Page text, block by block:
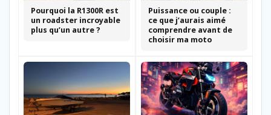
Pourquoi la R1300R est
un roadster incroyable
plus qu’un autre ?
Puissance ou couple :
ce que j’aurais aimé
comprendre avant de
choisir ma moto